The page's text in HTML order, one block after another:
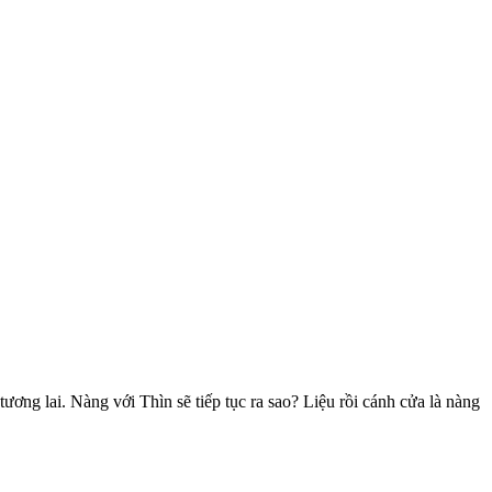
lai. Nàng với Thìn sẽ tiếp tục ra sao? Liệu rồi cánh cửa là nàng